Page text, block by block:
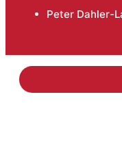
Peter Dahler-